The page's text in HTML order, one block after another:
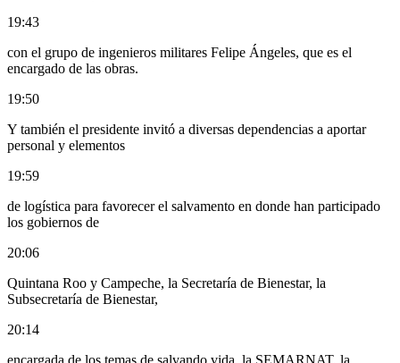
19:43
con el grupo de ingenieros militares Felipe Ángeles, que es el
encargado de las obras.
19:50
Y también el presidente invitó a diversas dependencias a aportar
personal y elementos
19:59
de logística para favorecer el salvamento en donde han participado
los gobiernos de
20:06
Quintana Roo y Campeche, la Secretaría de Bienestar, la
Subsecretaría de Bienestar,
20:14
encargada de los temas de salvando vida, la SEMARNAT, la